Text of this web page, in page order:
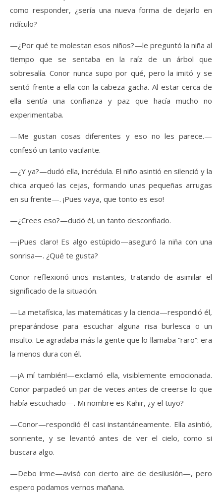
como responder, ¿sería una nueva forma de dejarlo en
ridículo?
—¿Por qué te molestan esos niños?—le preguntó la niña al
tiempo que se sentaba en la raíz de un árbol que
sobresalía. Conor nunca supo por qué, pero la imitó y se
sentó frente a ella con la cabeza gacha. Al estar cerca de
ella sentía una confianza y paz que hacía mucho no
experimentaba.
—Me gustan cosas diferentes y eso no les parece.—
confesó un tanto vacilante.
—¿Y ya?—dudó ella, incrédula. El niño asintió en silenció y la
chica arqueó las cejas, formando unas pequeñas arrugas
en su frente—. ¡Pues vaya, que tonto es eso!
—¿Crees eso?—dudó él, un tanto desconfiado.
—¡Pues claro! Es algo estúpido—aseguró la niña con una
sonrisa—. ¿Qué te gusta?
Conor reflexionó unos instantes, tratando de asimilar el
significado de la situación.
—La metafísica, las matemáticas y la ciencia—respondió él,
preparándose para escuchar alguna risa burlesca o un
insulto. Le agradaba más la gente que lo llamaba “raro”: era
la menos dura con él.
—¡A mí también!—exclamó ella, visiblemente emocionada.
Conor parpadeó un par de veces antes de creerse lo que
había escuchado—. Mi nombre es Kahir, ¿y el tuyo?
—Conor—respondió él casi instantáneamente. Ella asintió,
sonriente, y se levantó antes de ver el cielo, como si
buscara algo.
—Debo irme—avisó con cierto aire de desilusión—, pero
espero podamos vernos mañana.